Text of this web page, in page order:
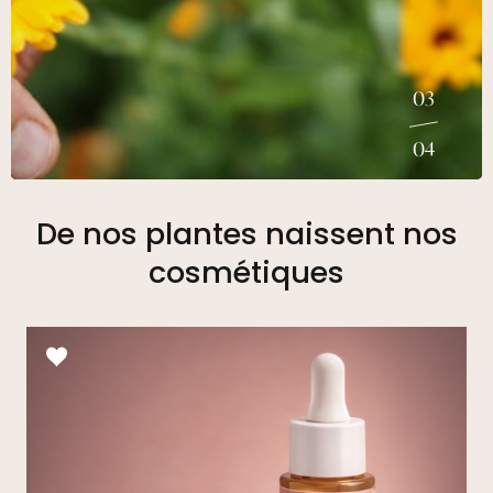
03
04
De nos plantes naissent nos
cosmétiques